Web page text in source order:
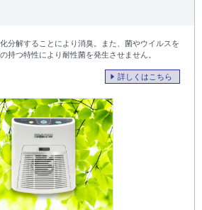
分解することにより消臭。また、菌やウイルスを
持つ特性により耐性菌を発生させません。
詳しくはこちら